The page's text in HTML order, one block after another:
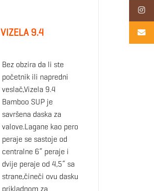
VIZELA 9.4
Bez obzira da li ste
početnik ili napredni
veslač,Vizela 9.4
Bamboo SUP je
savršena daska za
valove.Lagane kao pero
peraje se sastoje od
centralne 6“ peraje i
dvije peraje od 4,5“ sa
strane,čineči ovu dasku
prikladnom za